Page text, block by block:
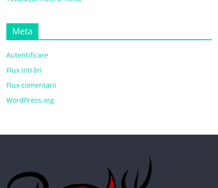
Meta
Autentificare
Flux intrări
Flux comentarii
WordPress.org